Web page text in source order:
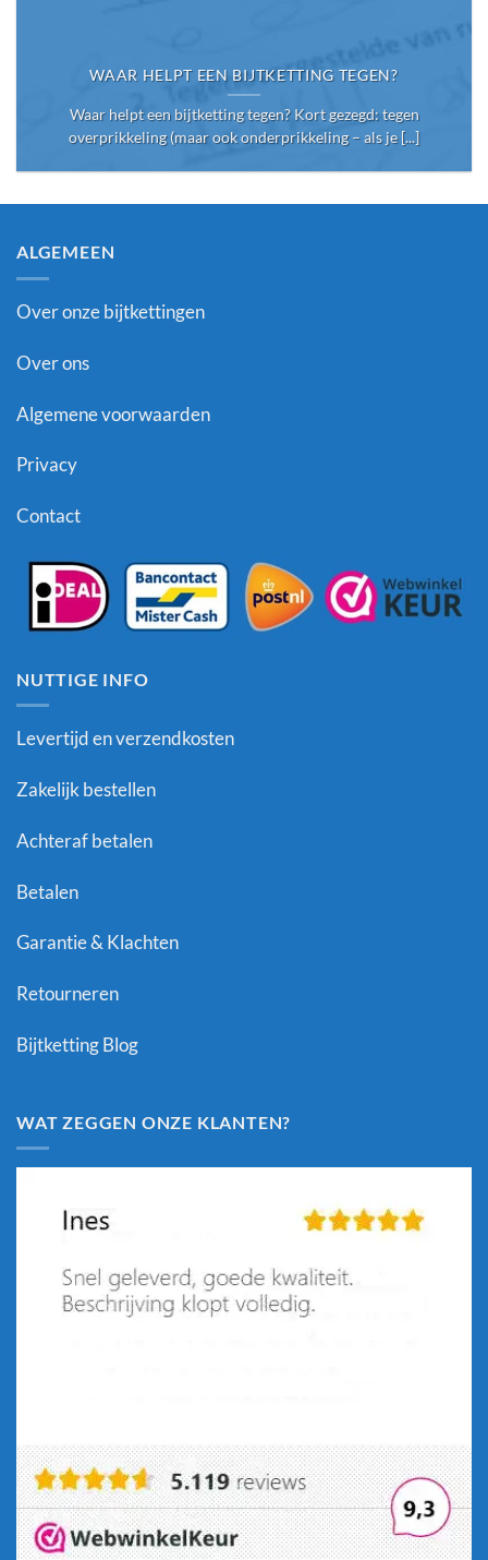
WAAR HELPT EEN BIJTKETTING TEGEN?
Waar helpt een bijtketting tegen? Kort gezegd: tegen
overprikkeling (maar ook onderprikkeling – als je [...]
ALGEMEEN
Over onze bijtkettingen
Over ons
Algemene voorwaarden
Privacy
Contact
NUTTIGE INFO
Levertijd en verzendkosten
Zakelijk bestellen
Achteraf betalen
Betalen
Garantie & Klachten
Retourneren
Bijtketting Blog
WAT ZEGGEN ONZE KLANTEN?